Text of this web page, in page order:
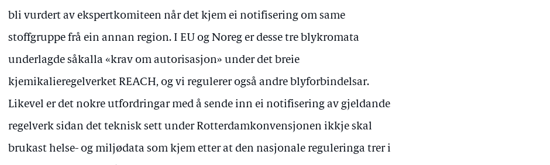
bli vurdert av ekspertkomiteen når det kjem ei notifisering om same
stoffgruppe frå ein annan region. I EU og Noreg er desse tre blykromata
underlagde såkalla «krav om autorisasjon» under det breie
kjemikalieregelverket REACH, og vi regulerer også andre blyforbindelsar.
Likevel er det nokre utfordringar med å sende inn ei notifisering av gjeldande
regelverk sidan det teknisk sett under Rotterdamkonvensjonen ikkje skal
brukast helse- og miljødata som kjem etter at den nasjonale reguleringa trer i